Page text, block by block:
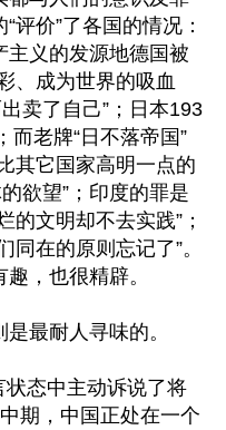
评价”了各国的情况：
主义的发源地德国被
、成为世界的吸血
卖了自己”；日本193
而老牌“日不落帝国”
其它国家高明一点的
欲望”；印度的罪是
的文明却不去实践”；
同在的原则忘记了”。
，也很精辟。
最耐人寻味的。
态中主动诉说了将
期，中国正处在一个